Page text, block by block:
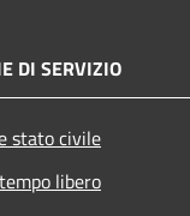
DI SERVIZIO
stato civile
libero